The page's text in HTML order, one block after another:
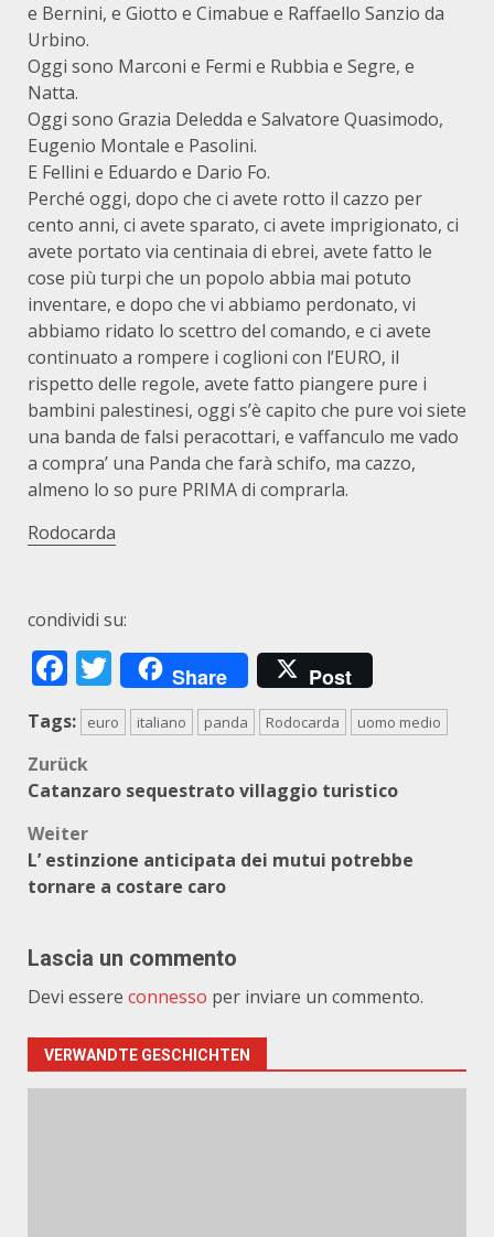
e Bernini, e Giotto e Cimabue e Raffaello Sanzio da
Urbino.
Oggi sono Marconi e Fermi e Rubbia e Segre, e
Natta.
Oggi sono Grazia Deledda e Salvatore Quasimodo,
Eugenio Montale e Pasolini.
E Fellini e Eduardo e Dario Fo.
Perché oggi, dopo che ci avete rotto il cazzo per
cento anni, ci avete sparato, ci avete imprigionato, ci
avete portato via centinaia di ebrei, avete fatto le
cose più turpi che un popolo abbia mai potuto
inventare, e dopo che vi abbiamo perdonato, vi
abbiamo ridato lo scettro del comando, e ci avete
continuato a rompere i coglioni con l’EURO, il
rispetto delle regole, avete fatto piangere pure i
bambini palestinesi, oggi s’è capito che pure voi siete
una banda de falsi peracottari, e vaffanculo me vado
a compra’ una Panda che farà schifo, ma cazzo,
almeno lo so pure PRIMA di comprarla.
Rodocarda
condividi su:
Facebook
Twitter
Share Post
Tags: euro italiano panda Rodocarda uomo medio
Beitragsnavigation
Zurück
Catanzaro sequestrato villaggio turistico
Weiter
L’ estinzione anticipata dei mutui potrebbe
tornare a costare caro
Lascia un commento
Devi essere connesso per inviare un commento.
VERWANDTE GESCHICHTEN